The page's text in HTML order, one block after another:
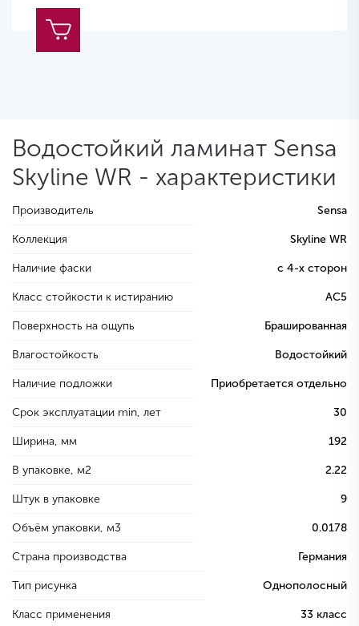
Водостойкий ламинат Sensa
Skyline WR - характеристики
Производитель Sensa
Коллекция Skyline WR
Наличие фаски с 4-х сторон
Класс стойкости к истиранию AC5
Поверхность на ощупь Брашированная
Влагостойкость Водостойкий
Наличие подложки Приобретается отдельно
Срок эксплуатации min, лет 30
Ширина, мм 192
В упаковке, м2 2.22
Штук в упаковке 9
Объём упаковки, м3 0.0178
Страна производства Германия
Тип рисунка Однополосный
Класс применения 33 класс